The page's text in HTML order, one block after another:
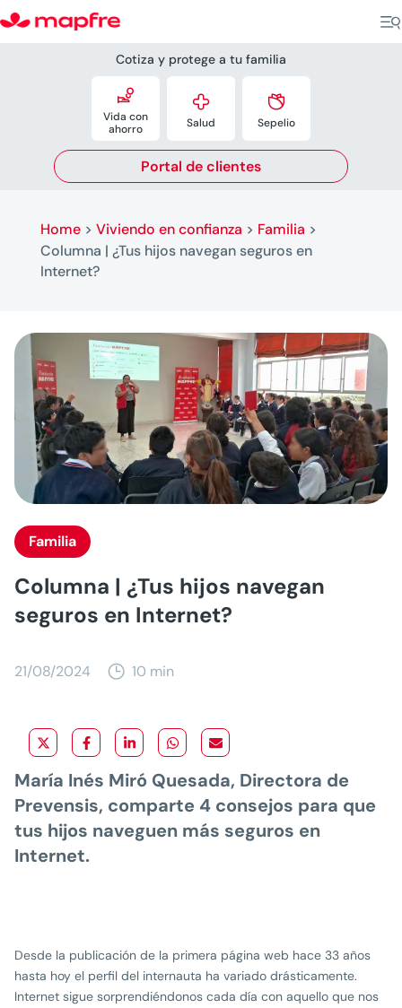
Cotiza y protege a tu familia

Vida con
ahorro

Salud

Sepelio
Portal de clientes
Home> Viviendo en confianza > Familia >
Columna | ¿Tus hijos navegan seguros en
Internet?
Familia
Columna | ¿Tus hijos navegan
seguros en Internet?
21/08/2024 10 min
María Inés Miró Quesada, Directora de
Prevensis, comparte 4 consejos para que
tus hijos naveguen más seguros en
Internet.
Desde la publicación de la primera página web hace 33 años
hasta hoy el perfil del internauta ha variado drásticamente.
Internet sigue sorprendiéndonos cada día con aquello que nos